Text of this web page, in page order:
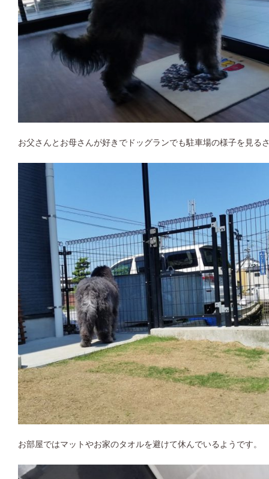
お父さんとお母さんが好きでドッグランでも駐車場の様子を見る
お部屋ではマットやお家のタオルを避けて休んでいるようです。